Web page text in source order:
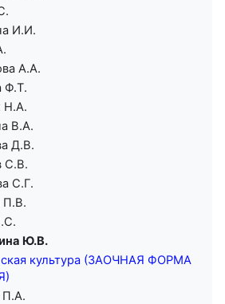
И.И.
А.А.
Ф.Т.
Н.А.
В.А.
Д.В.
С.В.
С.Г.
П.В.
Ю.В.
культура (ЗАОЧНАЯ ФОРМА